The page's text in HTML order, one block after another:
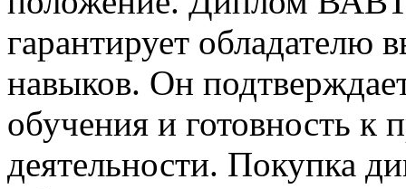
гарантирует обладателю
навыков. Он
обучения и готовность к
деятельности. Покупка